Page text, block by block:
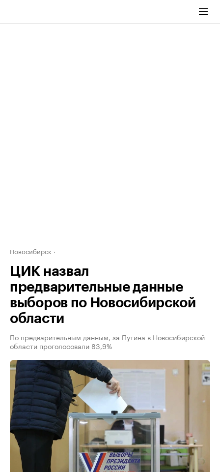
Новосибирск
ЦИК назвал
предварительные данные
выборов по Новосибирской
области
По предварительным данным, за Путина в Новосибирской
области проголосовали 83,9%